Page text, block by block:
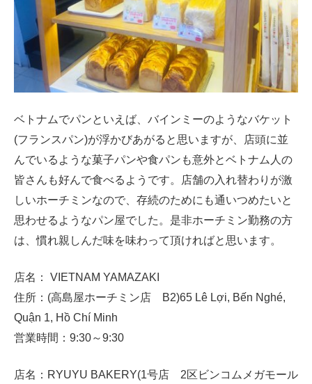
ベトナムでパンといえば、バインミーのようなバケット
(フランスパン)が浮かびあがると思いますが、店頭に並
んでいるような菓子パンや食パンも意外とベトナム人の
皆さんも好んで食べるようです。店舗の入れ替わりが激
しいホーチミンなので、存続のためにも通いつめたいと
思わせるようなパン屋でした。是非ホーチミン勤務の方
は、慣れ親しんだ味を味わって頂ければと思います。
店名： VIETNAM YAMAZAKI
住所：(高島屋ホーチミン店 B2)65 Lê Lợi, Bến Nghé,
Quận 1, Hồ Chí Minh
営業時間：9:30～9:30
店名：RYUYU BAKERY(1号店 2区ビンコムメガモール